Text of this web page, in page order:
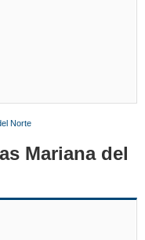
Norte
Mariana del